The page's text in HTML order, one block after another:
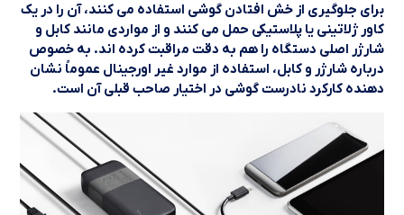
برای جلوگیری از خش افتادن گوشی استفاده می کنند، آن را در یک
کاور ژلاتینی یا پلاستیکی حمل می کنند و از مواردی مانند کابل و
شارژر اصلی دستگاه را هم به دقت مراقبت کرده اند. به خصوص
درباره شارژر و کابل، استفاده از موارد غیر اورجینال عموماً نشان
دهنده کارکرد نادرست گوشی در اختیار صاحب قبلی آن است.